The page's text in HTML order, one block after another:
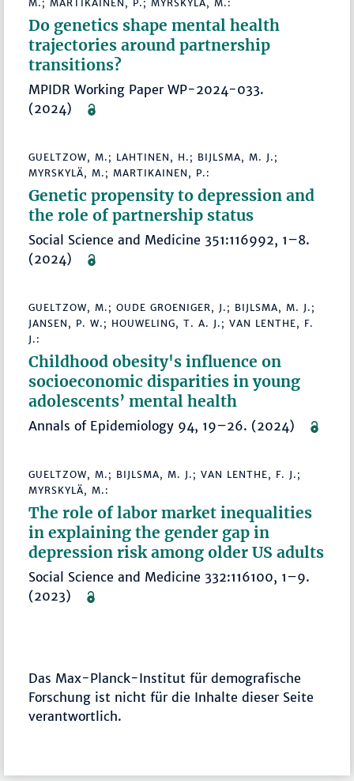
M.; MARTIKAINEN, P.; MYRSKYLÄ, M.:
Do genetics shape mental health
trajectories around partnership
transitions?
MPIDR Working Paper WP-2024-033.
(2024)
GUELTZOW, M.; LAHTINEN, H.; BIJLSMA, M. J.;
MYRSKYLÄ, M.; MARTIKAINEN, P.:
Genetic propensity to depression and
the role of partnership status
Social Science and Medicine 351:116992, 1–8.
(2024)
GUELTZOW, M.; OUDE GROENIGER, J.; BIJLSMA, M. J.;
JANSEN, P. W.; HOUWELING, T. A. J.; VAN LENTHE, F.
J.:
Childhood obesity's influence on
socioeconomic disparities in young
adolescents’ mental health
Annals of Epidemiology 94, 19–26. (2024)
GUELTZOW, M.; BIJLSMA, M. J.; VAN LENTHE, F. J.;
MYRSKYLÄ, M.:
The role of labor market inequalities
in explaining the gender gap in
depression risk among older US adults
Social Science and Medicine 332:116100, 1–9.
(2023)
Das Max-Planck-Institut für demografische
Forschung ist nicht für die Inhalte dieser Seite
verantwortlich.